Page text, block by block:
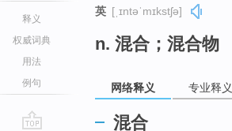
释义
权威词典
用法
例句
英 [ˌɪntəˈmɪkstʃə]
n. 混合；混合物
网络释义 专业释义
混合